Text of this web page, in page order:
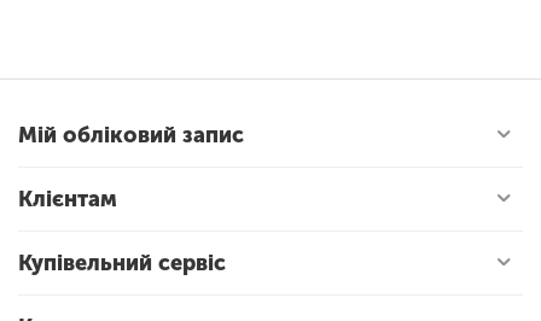
Мій обліковий запис
Клієнтам
Купівельний сервіс